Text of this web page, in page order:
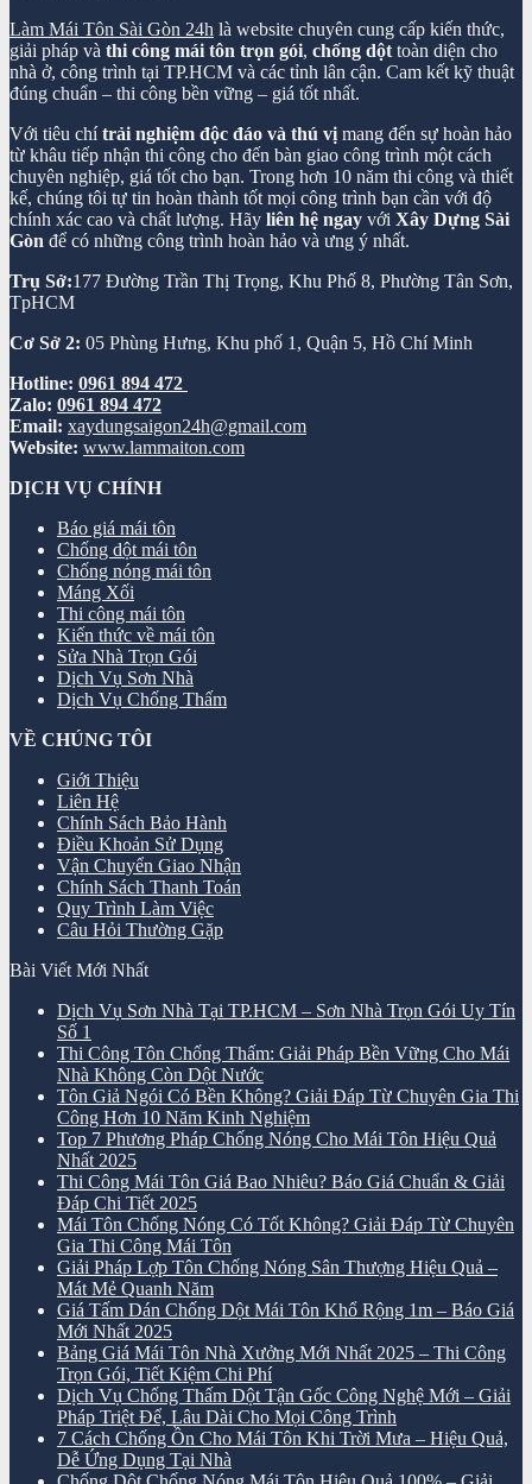
Làm Mái Tôn Sài Gòn 24h là website chuyên cung cấp kiến thức,
giải pháp và thi công mái tôn trọn gói, chống dột toàn diện cho
nhà ở, công trình tại TP.HCM và các tỉnh lân cận. Cam kết kỹ thuật
đúng chuẩn – thi công bền vững – giá tốt nhất.
Với tiêu chítrải nghiệm độc đáo và thú vị mang đến sự hoàn hảo
từ khâu tiếp nhận thi công cho đến bàn giao công trình một cách
chuyên nghiệp, giá tốt cho bạn. Trong hơn 10 năm thi công và thiết
kế, chúng tôi tự tin hoàn thành tốt mọi công trình bạn cần với độ
chính xác cao và chất lượng. Hãy liên hệ ngay với Xây Dựng Sài
Gòn để có những công trình hoàn hảo và ưng ý nhất.
Trụ Sở:177 Đường Trần Thị Trọng, Khu Phố 8, Phường Tân Sơn,
TpHCM
Cơ Sở 2: 05 Phùng Hưng, Khu phố 1, Quận 5, Hồ Chí Minh
Hotline: 0961 894 472
Zalo: 0961 894 472
Email: xaydungsaigon24h@gmail.com
Website: www.lammaiton.com
DỊCH VỤ CHÍNH
Báo giá mái tôn
Chống dột mái tôn
Chống nóng mái tôn
Máng Xối
Thi công mái tôn
Kiến thức về mái tôn
Sửa Nhà Trọn Gói
Dịch Vụ Sơn Nhà
Dịch Vụ Chống Thấm
VỀ CHÚNG TÔI
Giới Thiệu
Liên Hệ
Chính Sách Bảo Hành
Điều Khoản Sử Dụng
Vận Chuyển Giao Nhận
Chính Sách Thanh Toán
Quy Trình Làm Việc
Câu Hỏi Thường Gặp
Bài Viết Mới Nhất
Dịch Vụ Sơn Nhà Tại TP.HCM – Sơn Nhà Trọn Gói Uy Tín
Số 1
Thi Công Tôn Chống Thấm: Giải Pháp Bền Vững Cho Mái
Nhà Không Còn Dột Nước
Tôn Giả Ngói Có Bền Không? Giải Đáp Từ Chuyên Gia Thi
Công Hơn 10 Năm Kinh Nghiệm
Top 7 Phương Pháp Chống Nóng Cho Mái Tôn Hiệu Quả
Nhất 2025
Thi Công Mái Tôn Giá Bao Nhiêu? Báo Giá Chuẩn & Giải
Đáp Chi Tiết 2025
Mái Tôn Chống Nóng Có Tốt Không? Giải Đáp Từ Chuyên
Gia Thi Công Mái Tôn
Giải Pháp Lợp Tôn Chống Nóng Sân Thượng Hiệu Quả –
Mát Mẻ Quanh Năm
Giá Tấm Dán Chống Dột Mái Tôn Khổ Rộng 1m – Báo Giá
Mới Nhất 2025
Bảng Giá Mái Tôn Nhà Xưởng Mới Nhất 2025 – Thi Công
Trọn Gói, Tiết Kiệm Chi Phí
Dịch Vụ Chống Thấm Dột Tận Gốc Công Nghệ Mới – Giải
Pháp Triệt Để, Lâu Dài Cho Mọi Công Trình
7 Cách Chống Ồn Cho Mái Tôn Khi Trời Mưa – Hiệu Quả,
Dễ Ứng Dụng Tại Nhà